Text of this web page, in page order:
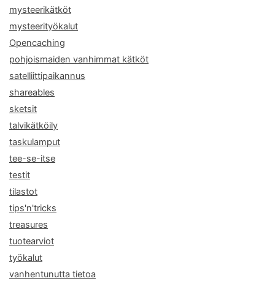
mysteerikätköt
mysteerityökalut
Opencaching
pohjoismaiden vanhimmat kätköt
satelliittipaikannus
shareables
sketsit
talvikätköily
taskulamput
tee-se-itse
testit
tilastot
tips'n'tricks
treasures
tuotearviot
työkalut
vanhentunutta tietoa